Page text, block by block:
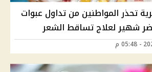
تحذر المواطنين من تداول عبوات
شهير لعلاج تساقط الشعر